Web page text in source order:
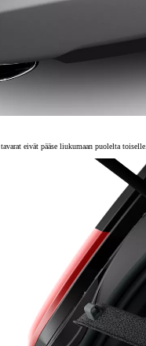
eivät pääse liukumaan puolelta toiselle.